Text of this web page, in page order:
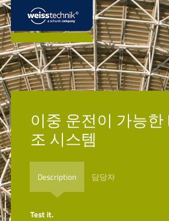
이중 운전이 가능한
조 시스템
Description 담당자
Test it.
Weiss Technik –
weisstechnik® 전 세계 18 개국에 23개 지사
내부 프로세스에 완벽하게 부합하는 스페셜
종합지원 서비스를 제공할 수 있는 당사의 전